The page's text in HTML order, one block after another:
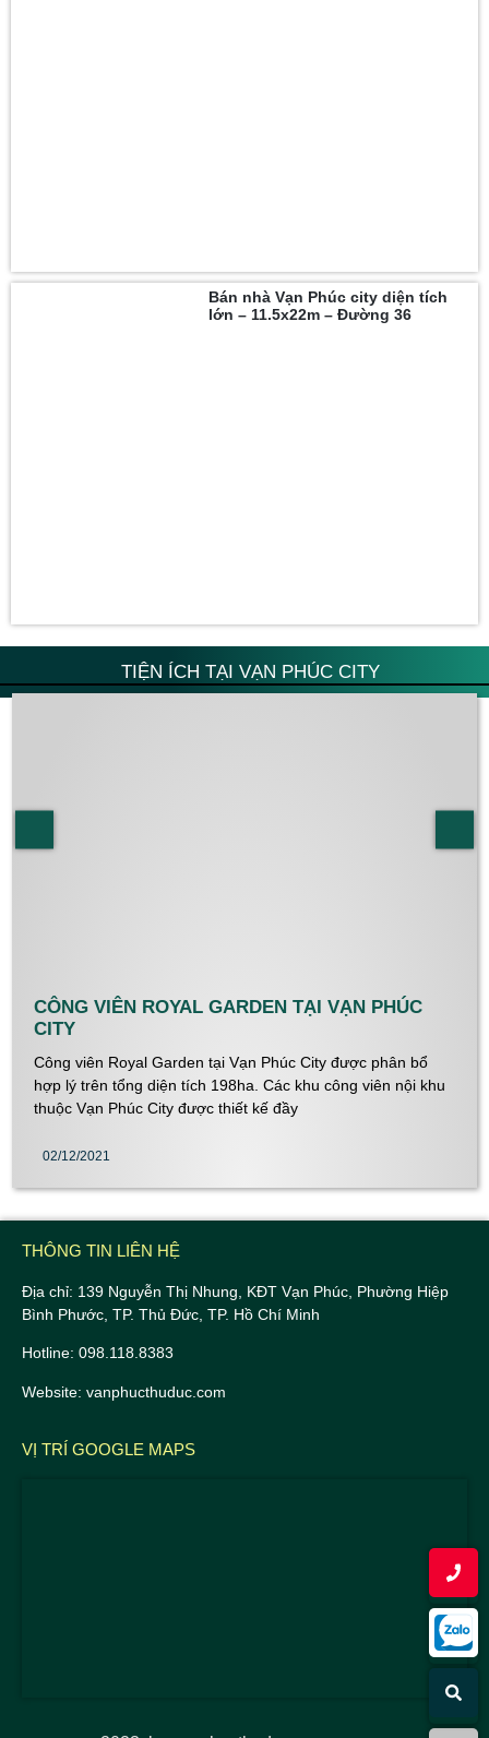
Bán nhà Vạn Phúc city diện tích
lớn – 11.5x22m – Đường 36
TIỆN ÍCH TẠI VẠN PHÚC CITY
CÔNG VIÊN ROYAL GARDEN TẠI VẠN PHÚC
CITY
Công viên Royal Garden tại Vạn Phúc City được phân bổ
hợp lý trên tổng diện tích 198ha. Các khu công viên nội khu
thuộc Vạn Phúc City được thiết kế đầy
02/12/2021
THÔNG TIN LIÊN HỆ
Địa chỉ: 139 Nguyễn Thị Nhung, KĐT Vạn Phúc, Phường Hiệp
Bình Phước, TP. Thủ Đức, TP. Hồ Chí Minh
Hotline: 098.118.8383
Website: vanphucthuduc.com
VỊ TRÍ GOOGLE MAPS